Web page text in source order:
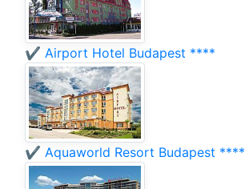
✔️ Airport Hotel Budapest ****
✔️ Aquaworld Resort Budapest ****